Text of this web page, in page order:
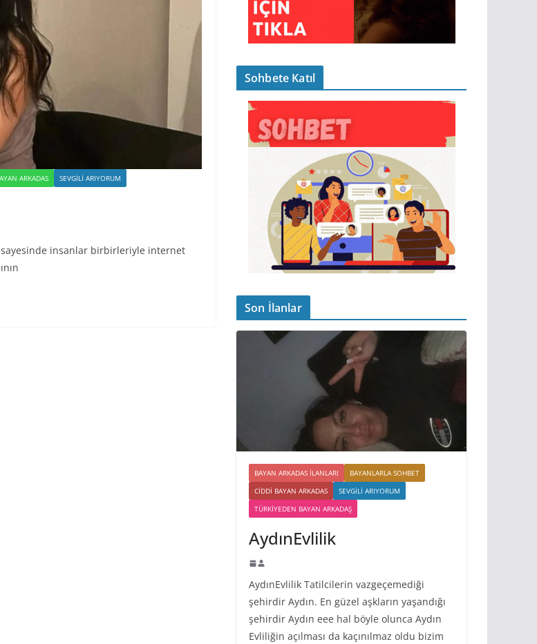
ARKADAS SEVGILI ARIYORUM
insanlar birbirleriyle internet
Sohbete Katıl
Son İlanlar
BAYAN ARKADAS ILANLARI
BAYANLARLA SOHBET
CIDDI BAYAN ARKADAS
SEVGILI ARIYORUM
TÜRKIYEDEN BAYAN ARKADAŞ
AydınEvlilik
AydınEvlilik Tatilcilerin vazgeçemediği
şehirdir Aydın. En güzel aşkların yaşandığı
şehirdir Aydın eee hal böyle olunca Aydın
Evliliğin açılması da kaçınılmaz oldu bizim